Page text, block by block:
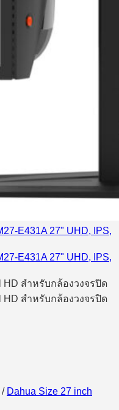
/ Dahua Size 27 inch